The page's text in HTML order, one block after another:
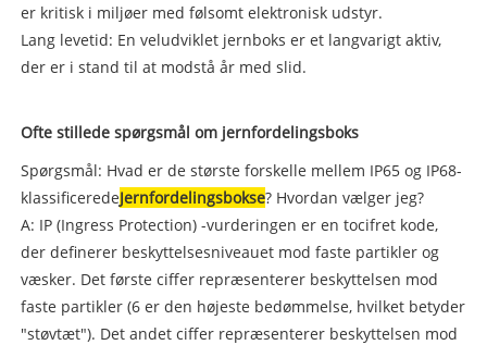
er kritisk i miljøer med følsomt elektronisk udstyr.
Lang levetid: En veludviklet jernboks er et langvarigt aktiv,
der er i stand til at modstå år med slid.
Ofte stillede spørgsmål om jernfordelingsboks
Spørgsmål: Hvad er de største forskelle mellem IP65 og IP68-
klassificeredeJernfordelingsbokse? Hvordan vælger jeg?
A: IP (Ingress Protection) -vurderingen er en tocifret kode,
der definerer beskyttelsesniveauet mod faste partikler og
væsker. Det første ciffer repræsenterer beskyttelsen mod
faste partikler (6 er den højeste bedømmelse, hvilket betyder
"støvtæt"). Det andet ciffer repræsenterer beskyttelsen mod